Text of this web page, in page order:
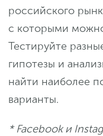
российского
с которыми
Тестируйте
гипотезы и
найти наиболее
варианты.
* Facebook и